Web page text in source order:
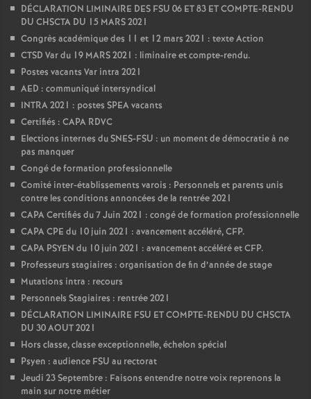
DÉCLARATION LIMINAIRE DES FSU 06 ET 83 ET COMPTE-RENDU
DU CHSCTA DU 15 MARS 2021
Congrès académique des 11 et 12 mars 2021 : texte Action
CTSD Var du 19 MARS 2021 : liminaire et compte-rendu.
Postes vacants Var intra 2021
AED : communiqué intersyndical
INTRA 2021 : postes SPEA vacants
Certifiés : CAPA RDVC
Elections internes du SNES-FSU : un moment de démocratie à ne
pas manquer
Congé de formation professionnelle
Comité inter-établissements varois : Personnels et parents unis
contre les conditions annoncées de la rentrée 2021
CAPA Certifiés du 7 Juin 2021 : congé de formation professionnelle
CAPA CPE du 10 juin 2021 : avancement accéléré, CFP.
CAPA PSYEN du 10 juin 2021 : avancement accéléré et CFP.
Professeurs stagiaires : organisation de fin d’année de stage
Mutations intra : recours
Personnels Stagiaires : rentrée 2021
DÉCLARATION LIMINAIRE FSU ET COMPTE-RENDU DU CHSCTA
DU 30 AOUT 2021
Hors classe, classe exceptionnelle, échelon spécial
Psyen : audience FSU au rectorat
Jeudi 23 Septembre : Faisons entendre notre voix reprenons la
main sur notre métier